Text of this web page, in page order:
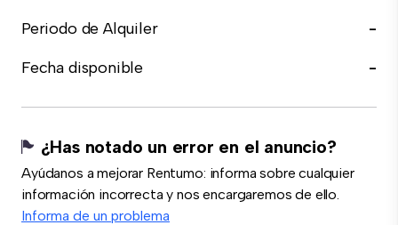
Periodo de Alquiler
-
Fecha disponible
-
¿Has notado un error en el anuncio?
Ayúdanos a mejorar Rentumo: informa sobre cualquier
información incorrecta y nos encargaremos de ello.
Informa de un problema